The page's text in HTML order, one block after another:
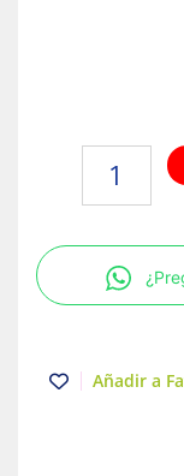
color
Marfil
Línea
cantidadAñadir a